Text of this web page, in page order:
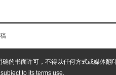
确的书面许可，不得以任何方式或媒体翻
to its terms use.